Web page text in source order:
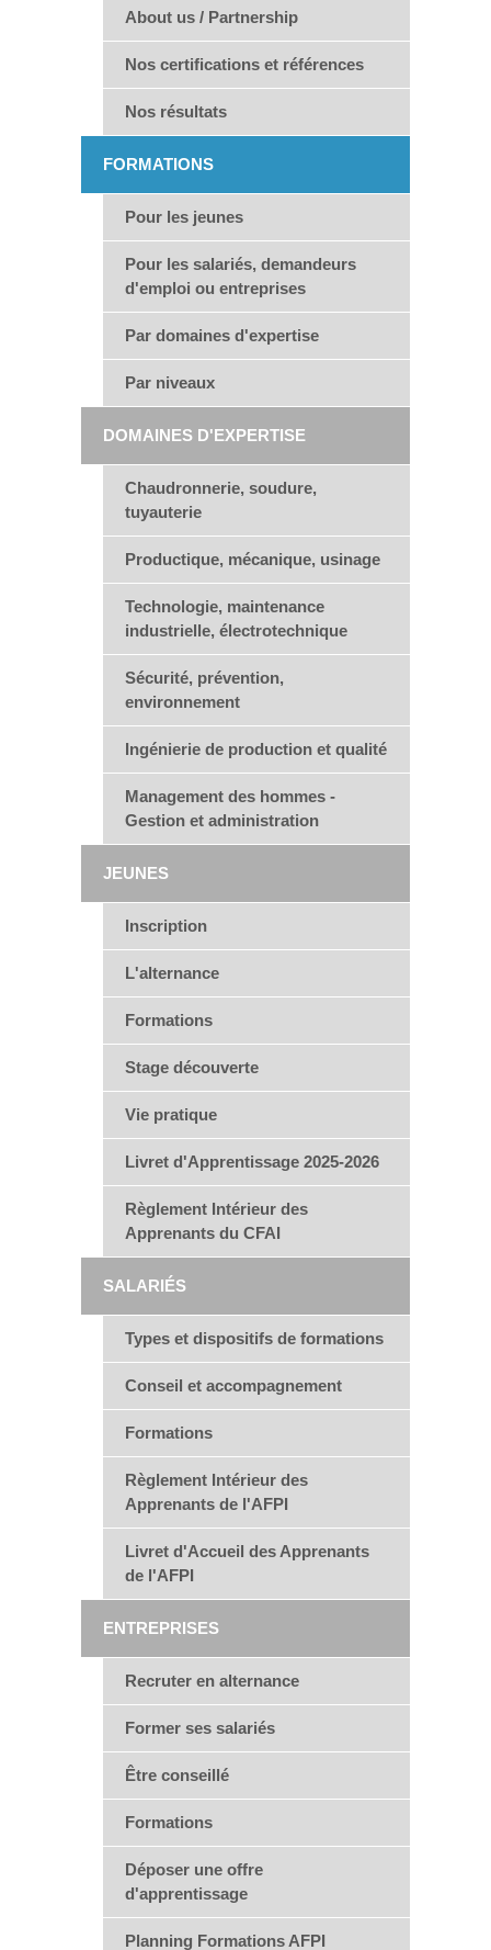
About us / Partnership
Nos certifications et références
Nos résultats
FORMATIONS
Pour les jeunes
Pour les salariés, demandeurs
d'emploi ou entreprises
Par domaines d'expertise
Par niveaux
DOMAINES D'EXPERTISE
Chaudronnerie, soudure,
tuyauterie
Productique, mécanique, usinage
Technologie, maintenance
industrielle, électrotechnique
Sécurité, prévention,
environnement
Ingénierie de production et qualité
Management des hommes -
Gestion et administration
JEUNES
Inscription
L'alternance
Formations
Stage découverte
Vie pratique
Livret d'Apprentissage 2025-2026
Règlement Intérieur des
Apprenants du CFAI
SALARIÉS
Types et dispositifs de formations
Conseil et accompagnement
Formations
Règlement Intérieur des
Apprenants de l'AFPI
Livret d'Accueil des Apprenants
de l'AFPI
ENTREPRISES
Recruter en alternance
Former ses salariés
Être conseillé
Formations
Déposer une offre
d'apprentissage
Planning Formations AFPI